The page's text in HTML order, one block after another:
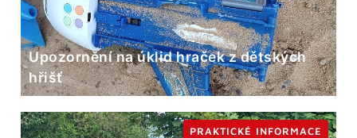
Upozornění na úklid hraček z dětských
hřišť
PRAKTICKÉ INFORMACE